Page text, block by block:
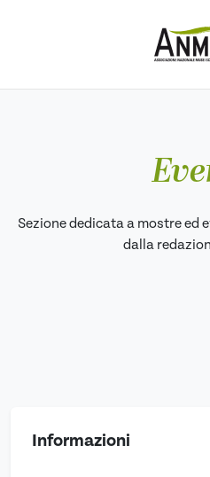
Sezione dedicata a mostre ed
dalla
Informazioni